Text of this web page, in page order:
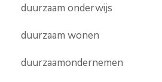
duurzaam onderwijs
duurzaam wonen
duurzaamondernemen